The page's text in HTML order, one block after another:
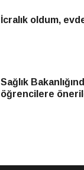
İcralık oldum,
Sağlık
öğrencilere